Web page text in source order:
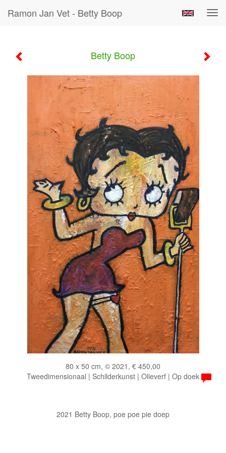
Ramon Jan Vet - Betty Boop
Betty Boop
80 x 50 cm, © 2021, € 450,00
Tweedimensionaal | Schilderkunst | Olieverf | Op doek
2021 Betty Boop, poe poe pie doep